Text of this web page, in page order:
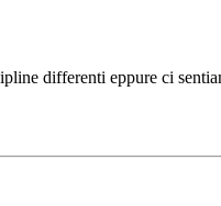
differenti eppure ci